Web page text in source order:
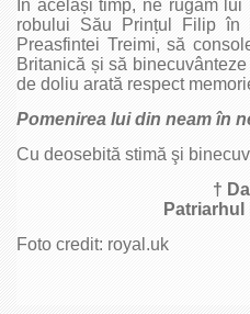
În același timp, ne rugăm
robului Său Prințul Filip în
Preasfintei Treimi, să
Britanică și să
de doliu arată respect
Pomenirea lui din neam în
Cu deosebită stimă şi
†
Patriarhul
Foto credit: royal.uk